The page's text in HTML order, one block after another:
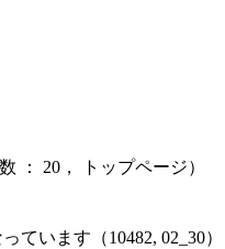
： 20， トップページ）
います（10482, 02_30）